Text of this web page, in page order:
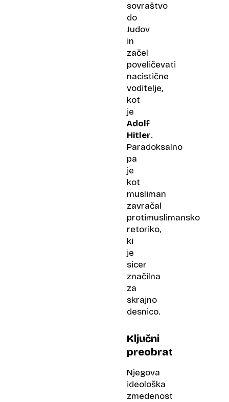
sovraštvo
do
Judov
in
začel
poveličevati
nacistične
voditelje,
kot
je
Adolf
Hitler.
Paradoksalno
pa
je
kot
musliman
zavračal
protimuslimansko
retoriko,
ki
je
sicer
značilna
za
skrajno
desnico.
Ključni
preobrat
Njegova
ideološka
zmedenost